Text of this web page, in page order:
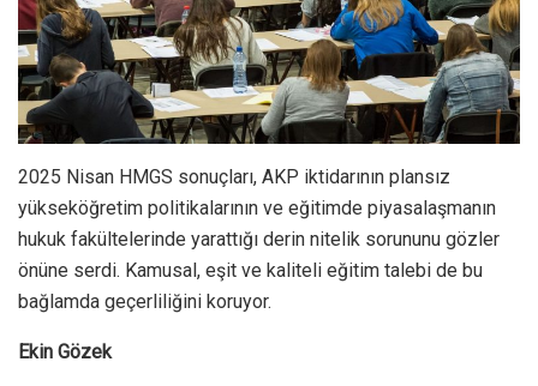
2025 Nisan HMGS sonuçları, AKP iktidarının plansız
yükseköğretim politikalarının ve eğitimde piyasalaşmanın
hukuk fakültelerinde yarattığı derin nitelik sorununu gözler
önüne serdi. Kamusal, eşit ve kaliteli eğitim talebi de bu
bağlamda geçerliliğini koruyor.
Ekin Gözek